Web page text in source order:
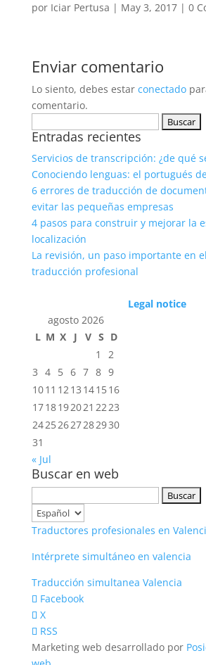
por Iciar Pertusa | May 3, 2017| 0
Enviar comentario
Lo siento, debes estar conectado
comentario.
Entradas recientes
Servicios de transcripción: ¿de qué
Conociendo lenguas: el portugués
6 errores de traducción de
evitar las pequeñas empresas
4 pasos para construir y mejorar la
localización
La revisión, un paso importante en
traducción profesional
Legal notice
agosto 2026
L M X J V S D
1
2
3 4 5 6 7 8 9
1011 1213 141516
1718192021 2223
24252627282930
31
« Jul
Buscar en web
Elegir
un
Traductores profesionales en
Intérprete simultáneo en valencia
Traducción simultanea Valencia
Facebook
X
RSS
Marketing web desarrollado por